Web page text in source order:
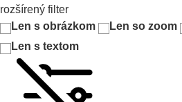
rozšírený filter
Len s obrázkom
Len so zoom
Len s textom